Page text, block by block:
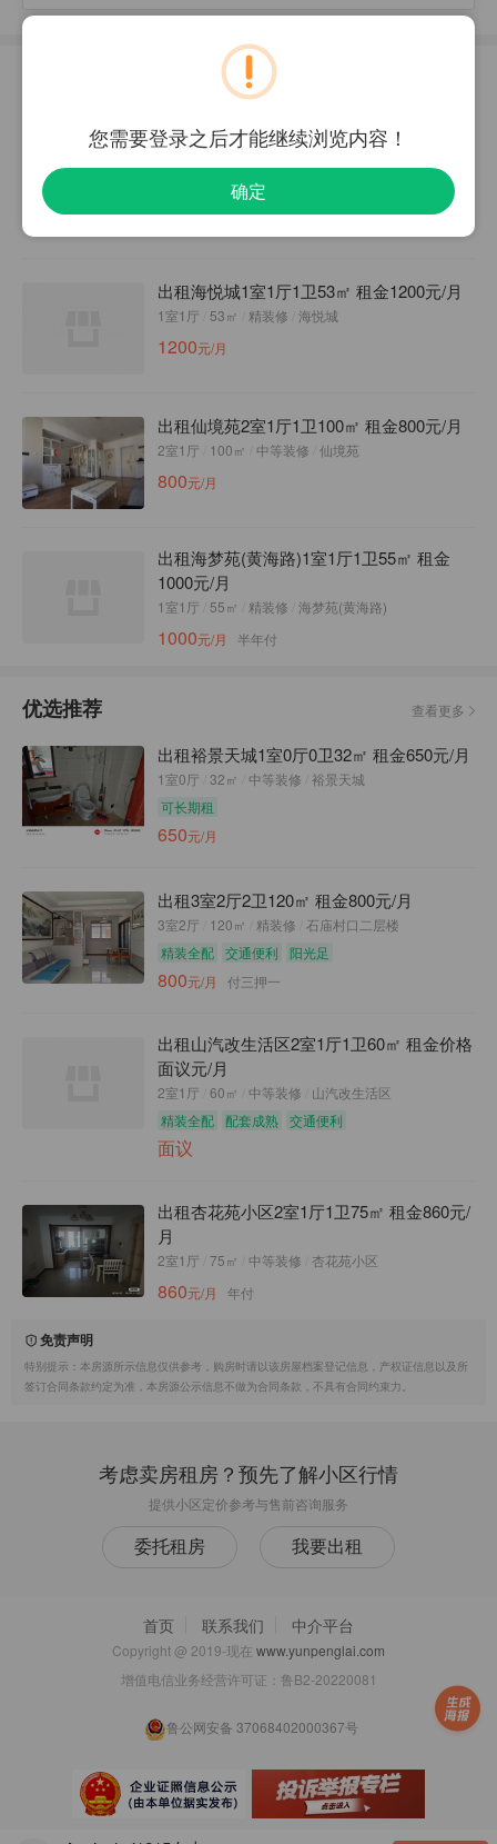
面议元/月
2室1厅/60㎡/中等装修/山汽改生活区
配套成熟
出租海悦城1室1厅1卫53㎡ 租金1200元/月
1室1厅 53㎡ 精装修 海悦城
1200元/月
出租仙境苑2室1厅1卫100㎡ 租金800元/月
2室1厅 100㎡ 中等装修 仙境苑
800元/月
出租海梦苑(黄海路)1室1厅1卫55㎡ 租金
1000元/月
1室1厅 55㎡ 精装修 海梦苑(黄海路)
1000元/月 半年付
优选推荐 查看更多
出租裕景天城1室0厅0卫32㎡ 租金650元/月
1室0厅 32㎡ 中等装修 裕景天城
可长期租
650元/月
出租3室2厅2卫120㎡ 租金800元/月
3室2厅 120㎡ 精装修 石庙村口二层楼
精装全配 交通便利 阳光足
800元/月 付三押一
出租山汽改生活区2室1厅1卫60㎡ 租金价格
面议元/月
2室1厅 60㎡ 中等装修
山汽改生活区
精装全配
配套成熟 交通便利
面议
出租杏花苑小区2室1厅1卫75㎡ 租金860元/
月
2室1厅 75㎡ 中等装修 杏花苑小区
860元/月 年付
免责声明
特别提示：本房源所示信息仅供参考，购房时请以该房屋档案登记信息，产权证信息以及所
签订合同条款约定为准，本房源公示信息不做为合同条款，不具有合同约束力。
考虑卖房租房？预先了解小区行情
提供小区定价参考与售前咨询服务
委托租房 我要出租
首页 联系我们 中介平台
Copyright @ 2019-现在 www.yunpenglai.com
增值电信业务经营许可证： 鲁B2-20220081
鲁公网安备 37068402000367号
您需要登录之后才能继续浏览内容！
确定